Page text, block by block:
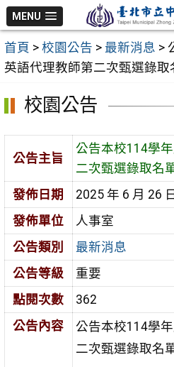
跳
至
主
要
MENU
首頁 > 校園公告 > 最新消息 >
英語代理教師第二次甄選錄取
校園公告
公告主旨
公告本校114學
二次甄選錄取名
發佈日期
2025 年 6 月 26
發佈單位
人事室
公告類別
最新消息
公告等級
重要
點閱次數
362
公告內容
公告本校114學
二次甄選錄取名